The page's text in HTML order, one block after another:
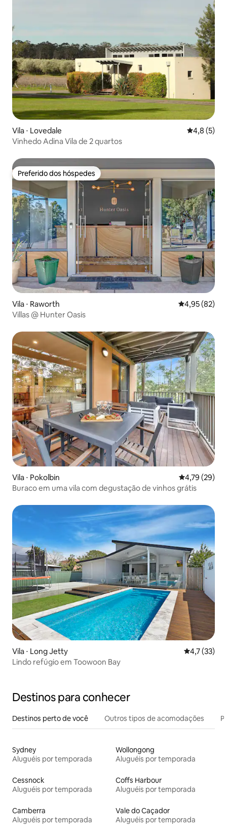
Vila ⋅ Lovedale 4,8 de
4,8 (5)
Vinhedo Adina Vila de 2 quartos
Preferido dos hóspedes
Preferido dos hóspedes
Vila ⋅ Raworth 4,95 de uma
4,95 (82)
Villas @ Hunter Oasis
Vila ⋅ Pokolbin 4,79 de uma
4,79 (29)
Buraco em uma vila com degustação de vinhos grátis
Vila ⋅ Long Jetty 4,7 de uma
4,7 (33)
Lindo refúgio em Toowoon Bay
Destinos para conhecer
Destinos perto de você Outros tipos de acomodações
Sydney
Aluguéis por temporada
Wollongong
Aluguéis por temporada
Cessnock
Aluguéis por temporada
Coffs Harbour
Aluguéis por temporada
Camberra
Aluguéis por temporada
Vale do Caçador
Aluguéis por temporada